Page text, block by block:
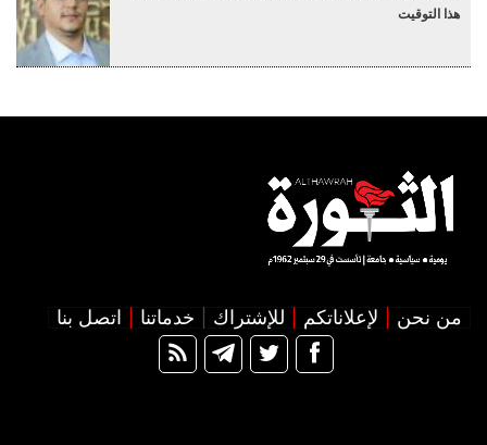
هذا التوقيت
من نحن لإعلاناتكم للإشتراك خدماتنا اتصل بنا